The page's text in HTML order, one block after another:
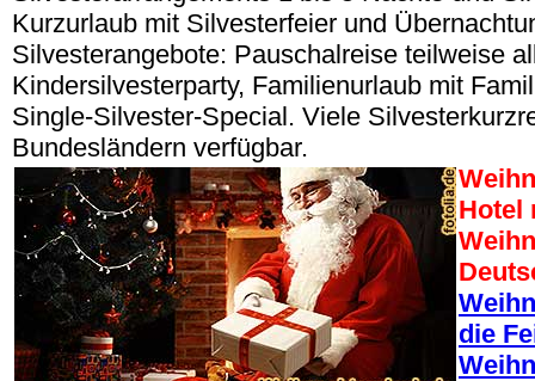
Kurzurlaub mit Silvesterfeier und
Silvesterangebote: Pauschalreise teilweise
Kindersilvesterparty, Familienurlaub mit
Single-Silvester-Special. Viele
Bundesländern verfügbar.
Hotel
die